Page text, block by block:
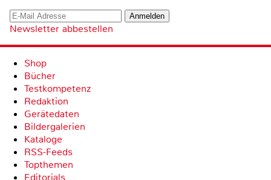
Newsletter abbestellen
Shop
Bücher
Testkompetenz
Redaktion
Gerätedaten
Bildergalerien
Kataloge
RSS-Feeds
Topthemen
Editorials